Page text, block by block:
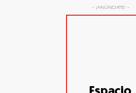
- ¡ANÚNCIATE! -